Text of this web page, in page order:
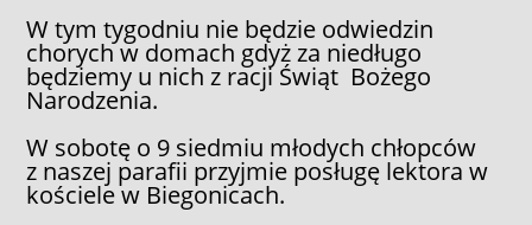
W tym tygodniu nie będzie odwiedzin
chorych w domach gdyż za niedługo
będziemy u nich z racji Świąt Bożego
Narodzenia.
W sobotę o 9 siedmiu młodych chłopców
z naszej parafii przyjmie posługę lektora w
kościele w Biegonicach.